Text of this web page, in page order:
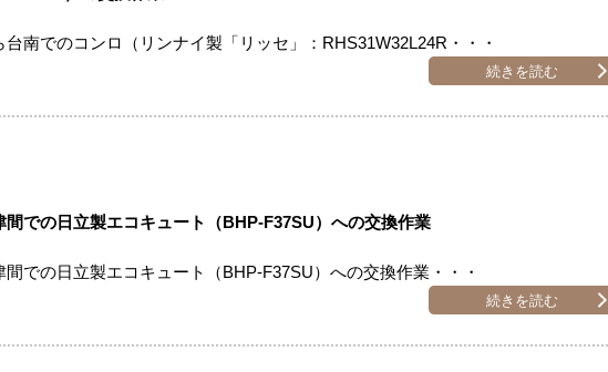
台南でのコンロ（リンナイ製「リッセ」：RHS31W32L24R・・・
続きを読む
間での日立製エコキュート（BHP-F37SU）への交換作業
間での日立製エコキュート（BHP-F37SU）への交換作業・・・
続きを読む